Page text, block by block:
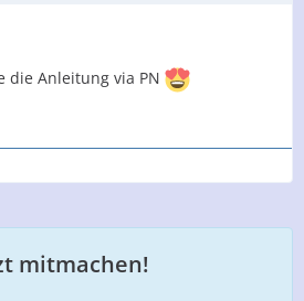
die Anleitung via PN
mitmachen!